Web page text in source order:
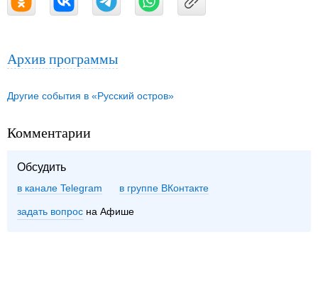
Архив программы
Другие события в «Русский остров»
Комментарии
Обсудить
в канале Telegram группе ВКонтакте
задать вопрос на Афише